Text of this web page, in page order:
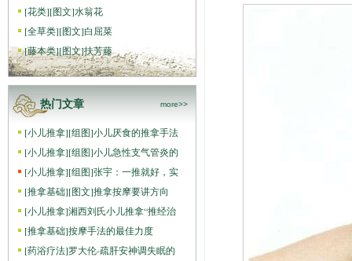
[花类][图文]水翁花
[全草类][图文]白屈菜
[藤本类][图文]扶芳藤
热门文章 more>>
[小儿推拿][组图]小儿厌食的推拿手法
[小儿推拿][组图]小儿急性支气管炎的
[小儿推拿][组图]张宇：一推就好，实
[推拿基础][图文]推拿按摩要讲方向
[小儿推拿]湘西刘氏小儿推拿“推经治
[推拿基础]按摩手法的最佳力度
[药浴疗法]罗大伦-疏肝安神调失眠的